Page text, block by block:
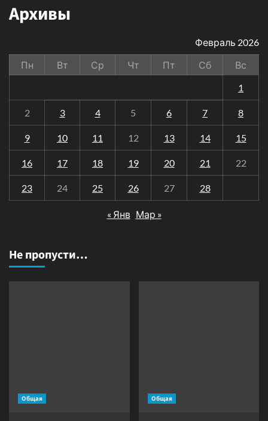
Архивы
Февраль 2026
Пн
Вт Ср Чт Пт Сб
Вс
1
2 3 4 5 6 7 8
9 10 11 12 13 14 15
16 17 18 19 20 21 22
23 24 25 26 27 28
« Янв Мар »
Не пропусти…
Общая Общая